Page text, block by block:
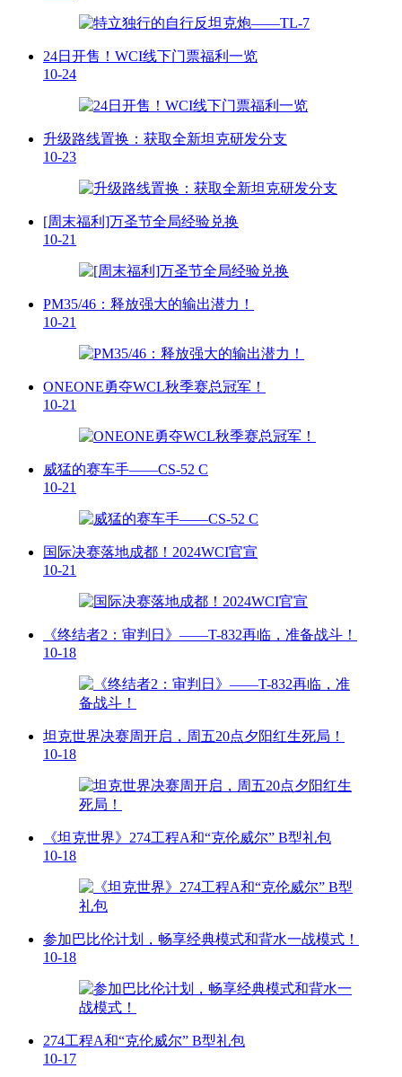
24日开售！WCI线下门票福利一览
10-24
升级路线置换：获取全新坦克研发分支
10-23
[周末福利]万圣节全局经验兑换
10-21
PM35/46：释放强大的输出潜力！
10-21
ONEONE勇夺WCL秋季赛总冠军！
10-21
威猛的赛车手——CS-52 C
10-21
国际决赛落地成都！2024WCI官宣
10-21
《终结者2：审判日》——T-832再临，准备战斗！
10-18
坦克世界决赛周开启，周五20点夕阳红生死局！
10-18
《坦克世界》274工程A和“克伦威尔” B型礼包
10-18
参加巴比伦计划，畅享经典模式和背水一战模式！
10-18
274工程A和“克伦威尔” B型礼包
10-17